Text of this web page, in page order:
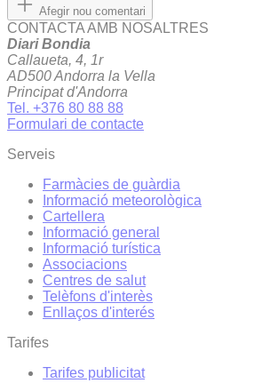
Afegir nou comentari
CONTACTA AMB NOSALTRES
Diari Bondia
Callaueta, 4, 1r
AD500 Andorra la Vella
Principat d'Andorra
Tel. +376 80 88 88
Formulari de contacte
Serveis
Farmàcies de guàrdia
Informació meteorològica
Cartellera
Informació general
Informació turística
Associacions
Centres de salut
Telèfons d'interès
Enllaços d'interés
Tarifes
Tarifes publicitat